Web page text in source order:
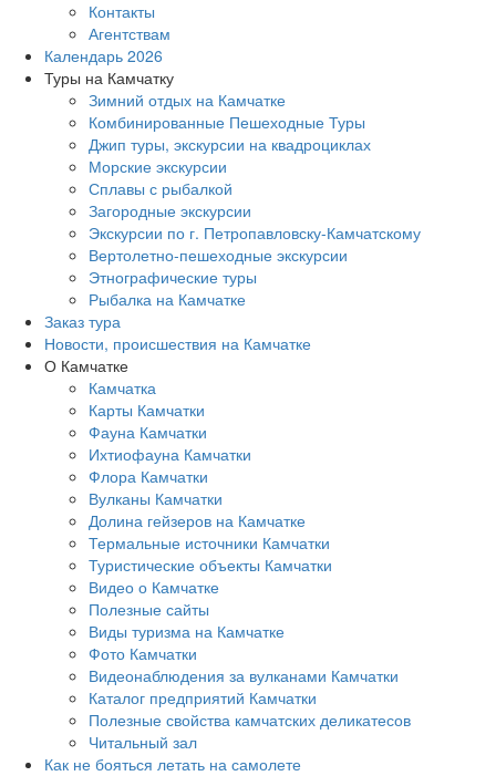
Контакты
Агентствам
Календарь 2026
Туры на Камчатку
Зимний отдых на Камчатке
Комбинированные Пешеходные Туры
Джип туры, экскурсии на квадроциклах
Морские экскурсии
Сплавы с рыбалкой
Загородные экскурсии
Экскурсии по г. Петропавловску-Камчатскому
Вертолетно-пешеходные экскурсии
Этнографические туры
Рыбалка на Камчатке
Заказ тура
Новости, происшествия на Камчатке
О Камчатке
Камчатка
Карты Камчатки
Фауна Камчатки
Ихтиофауна Камчатки
Флора Камчатки
Вулканы Камчатки
Долина гейзеров на Камчатке
Термальные источники Камчатки
Туристические объекты Камчатки
Видео о Камчатке
Полезные сайты
Виды туризма на Камчатке
Фото Камчатки
Видеонаблюдения за вулканами Камчатки
Каталог предприятий Камчатки
Полезные свойства камчатских деликатесов
Читальный зал
Как не бояться летать на самолете